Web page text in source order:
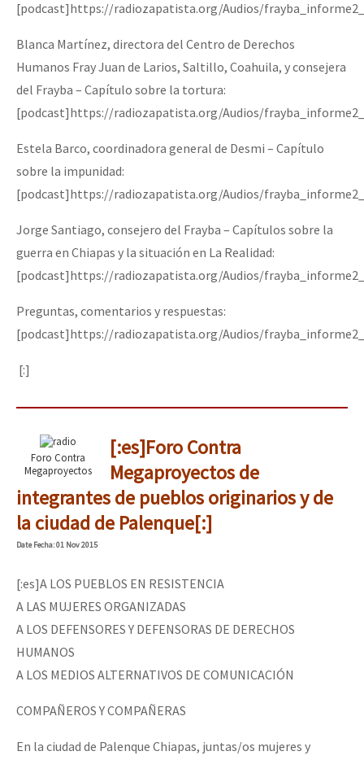
[podcast]https://radiozapatista.org/Audios/
Blanca Martínez, directora del Centro de Derechos
Humanos Fray Juan de Larios, Saltillo, Coahuila, y consejera
del Frayba – Capítulo sobre la tortura:
[podcast]https://radiozapatista.org/Audios/
Estela Barco, coordinadora general de Desmi – Capítulo
sobre la impunidad:
[podcast]https://radiozapatista.org/Audios/
Jorge Santiago, consejero del Frayba – Capítulos sobre la
guerra en Chiapas y la situación en La Realidad:
[podcast]https://radiozapatista.org/Audios/
Preguntas, comentarios y respuestas:
[podcast]https://radiozapatista.org/Audios/
[:]
Foro Contra
Megaproyectos
[:es]Foro Contra
Megaproyectos de
integrantes de pueblos originarios y de
la ciudad de Palenque[:]
DateFecha: 01 Nov 2015
[:es]A LOS PUEBLOS EN RESISTENCIA
A LAS MUJERES ORGANIZADAS
A LOS DEFENSORES Y DEFENSORAS DE DERECHOS
HUMANOS
A LOS MEDIOS ALTERNATIVOS DE COMUNICACIÓN
COMPAÑEROS Y COMPAÑERAS
En la ciudad de Palenque Chiapas, juntas/os mujeres y